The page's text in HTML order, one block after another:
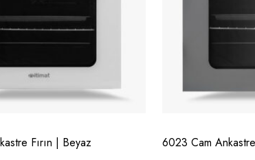
Fırın | Beyaz 6023 Cam